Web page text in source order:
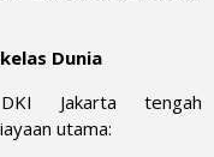
Dunia
Jakarta tengah
utama: